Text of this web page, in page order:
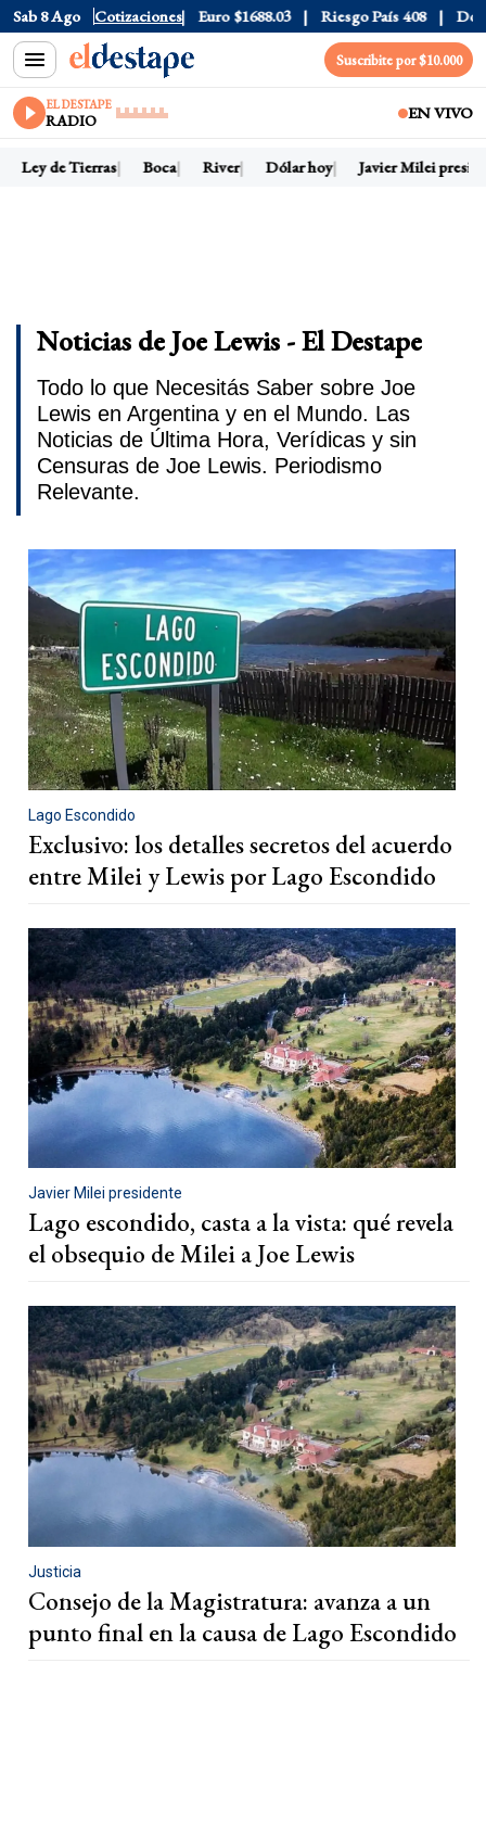
Sab 8 Ago Cotizaciones
Dólar CCL $1580.7 Euro $1688.03 Riesgo País 408 Dólar
Suscribite por $10.000
EL DESTAPE
RADIO EN VIVO
Ley de Tierras Boca River Dólar hoy Javier Milei
Noticias de Joe Lewis - El Destape
Todo lo que Necesitás Saber sobre Joe
Lewis en Argentina y en el Mundo. Las
Noticias de Última Hora, Verídicas y sin
Censuras de Joe Lewis. Periodismo
Relevante.
Lago Escondido
Exclusivo: los detalles secretos del acuerdo
entre Milei y Lewis por Lago Escondido
Javier Milei presidente
Lago escondido, casta a la vista: qué revela
el obsequio de Milei a Joe Lewis
Justicia
Consejo de la Magistratura: avanza a un
punto final en la causa de Lago Escondido